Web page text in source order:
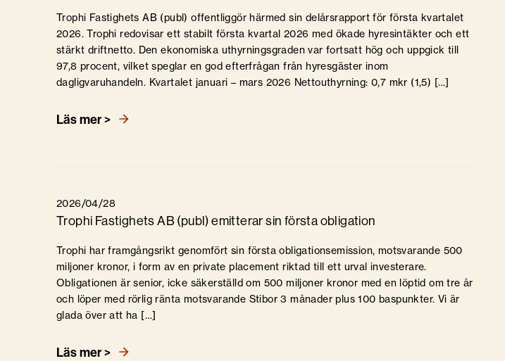
Trophi Fastighets AB (publ) offentliggör härmed sin delårsrapport för första kvartalet
2026. Trophi redovisar ett stabilt första kvartal 2026 med ökade hyresintäkter och ett
stärkt driftnetto. Den ekonomiska uthyrningsgraden var fortsatt hög och uppgick till
97,8 procent, vilket speglar en god efterfrågan från hyresgäster inom
dagligvaruhandeln. Kvartalet januari – mars 2026 Nettouthyrning: 0,7 mkr (1,5) […]
Läs mer >
2026/04/28
Trophi Fastighets AB (publ) emitterar sin första obligation
Trophi har framgångsrikt genomfört sin första obligationsemission, motsvarande 500
miljoner kronor, i form av en private placement riktad till ett urval investerare.
Obligationen är senior, icke säkerställd om 500 miljoner kronor med en löptid om tre år
och löper med rörlig ränta motsvarande Stibor 3 månader plus 100 baspunkter. Vi är
glada över att ha […]
Läs mer >